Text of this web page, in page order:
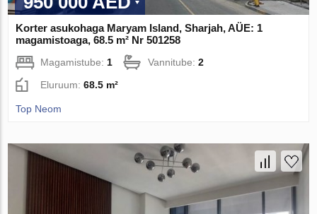
Korter asukohaga Maryam Island, Sharjah, AÜE: 1
magamistoaga, 68.5 m² Nr 501258
Magamistube: 1 Vannitube:2
Eluruum:68.5 m²
Top Neom